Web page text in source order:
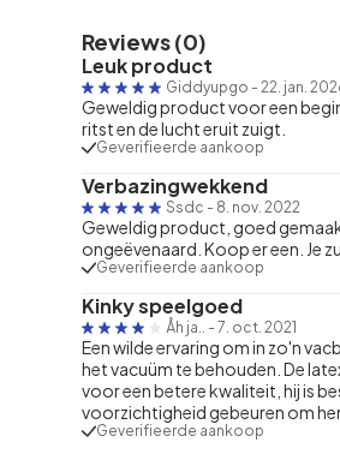
Reviews (0)
Leuk product
Giddyupgo - 22. jan.
Geweldig product voor een
ritst en de lucht eruit zuigt.
Geverifieerde aankoop
Verbazingwekkend
Ssdc - 8. nov. 2022
Geweldig product, goed
ongeëvenaard. Koop er een. Je
Geverifieerde aankoop
Kinky speelgoed
Åh ja.. - 7. oct. 2021
Een wilde ervaring om in zo'n
het vacuüm te behouden. De
voor een betere kwaliteit, hij is
voorzichtigheid gebeuren om
Geverifieerde aankoop